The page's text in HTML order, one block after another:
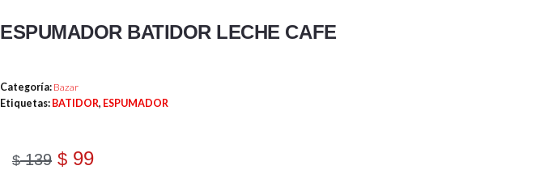
ESPUMADOR BATIDOR LECHE CAFE
Categoría: Bazar
Etiquetas: BATIDOR, ESPUMADOR
$139 $ 99